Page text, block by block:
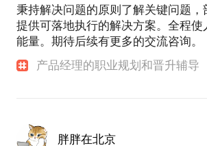
秉持解决问题的原则了解关键问题，
提供可落地执行的解决方案。全程使
能量。期待后续有更多的交流咨询。
产品经理的职业规划和晋升辅导
胖胖在北京